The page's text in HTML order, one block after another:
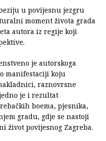
u povijesnu jezgru
moment života grada
autora iz regije koji
je autorskoga
manifestaciji koju
raznovrsne
je i rezultat
boema, pjesnika,
gradu, gdje se nastoji
povijesnog Zagreba.